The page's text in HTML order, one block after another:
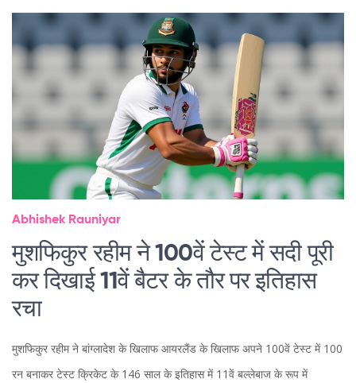
Abhishek Rauniyar
मुशफिकुर रहीम ने 100वें टेस्ट में सदी पूरी
कर दिखाई 11वें बैटर के तौर पर इतिहास
रचा
मुशफिकुर रहीम ने बांग्लादेश के खिलाफ आयरलैंड के खिलाफ अपने 100वें टेस्ट में 100
रन बनाकर टेस्ट क्रिकेट के 146 साल के इतिहास में 11वें बल्लेबाज के रूप में